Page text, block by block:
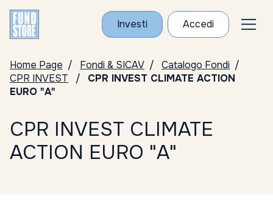
Investi Accedi
Home Page Fondi & SICAV
Catalogo Fondi
CPR INVEST
CPR INVEST CLIMATE ACTION
EURO "A"
CPR INVEST CLIMATE
ACTION EURO "A"